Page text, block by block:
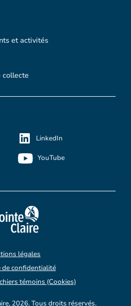
et activités
collecte
LinkedIn
YouTube
2026. Tous droits réservés.
légales
de confidentialité
témoins (Cookies)